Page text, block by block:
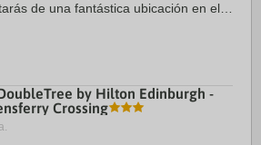
de una fantástica ubicación en el
...
by Hilton Edinburgh -
Crossing